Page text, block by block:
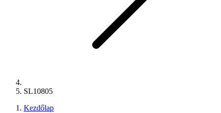
SL10805
Kezdőlap